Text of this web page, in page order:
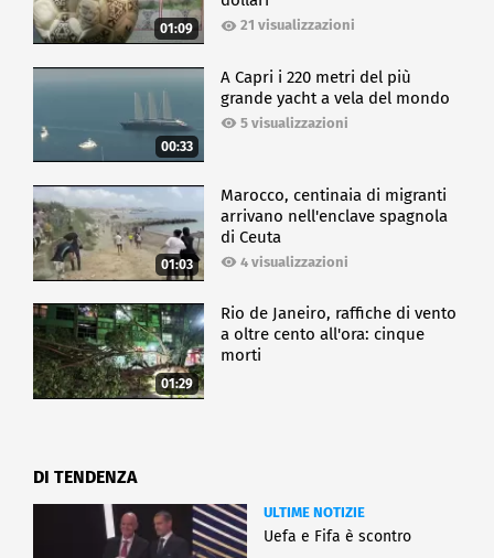
01:09 21 visualizzazioni
00:33
A Capri i 220 metri del più
grande yacht a vela del mondo
5 visualizzazioni
01:03
Marocco, centinaia di migranti
arrivano nell'enclave spagnola
di Ceuta
4 visualizzazioni
01:29
Rio de Janeiro, raffiche di vento
a oltre cento all'ora: cinque
morti
DI TENDENZA
ULTIME NOTIZIE
Uefa e Fifa è scontro